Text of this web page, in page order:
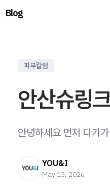
Blog
피부칼럼
안산슈링
안녕하세요 먼저 다가
YOU&I
May 13, 2026